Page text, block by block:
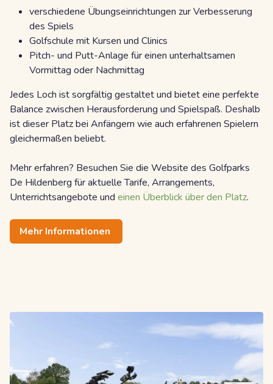
verschiedene Übungseinrichtungen zur Verbesserung
des Spiels
Golfschule mit Kursen und Clinics
Pitch- und Putt-Anlage für einen unterhaltsamen
Vormittag oder Nachmittag
Jedes Loch ist sorgfältig gestaltet und bietet eine perfekte
Balance zwischen Herausforderung und Spielspaß. Deshalb
ist dieser Platz bei Anfängern wie auch erfahrenen Spielern
gleichermaßen beliebt.
Mehr erfahren? Besuchen Sie die Website des Golfparks
De Hildenberg für aktuelle Tarife, Arrangements,
Unterrichtsangebote und einen Überblick über den Platz.
Mehr Informationen